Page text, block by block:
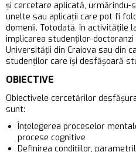
și cercetare aplicată,
unelte sau aplicații care pot fi
domenii. Totodată, în activitățile
implicarea studenților-
Universității din Craiova sau din
studenților care își desfășoară
OBIECTIVE
Obiectivele cercetărilor
sunt:
Înțelegerea proceselor
procese cognitive
Definirea condițiilor,